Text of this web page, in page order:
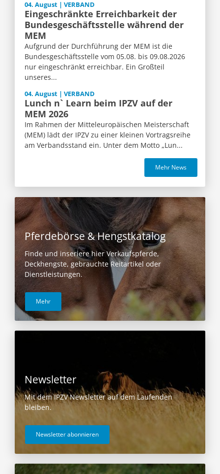
04. August | VERBAND
Eingeschränkte Erreichbarkeit der
Bundesgeschäftsstelle während der
MEM
Aufgrund der Durchführung der MEM ist die
Bundesgeschäftsstelle vom 05.08. bis 09.08.2026
nur eingeschränkt erreichbar. Ein Großteil
unseres...
04. August | VERBAND
Lunch n` Learn beim IPZV auf der
MEM 2026
Im Rahmen der Mitteleuropäischen Meisterschaft
(MEM) lädt der IPZV zu einer kleinen Vortragsreihe
am Verbandsstand ein. Unter dem Motto „Lun...
Mehr News
Pferdebörse & Hengstkatalog
Finde und inseriere hier Verkaufspferde,
Deckhengste, gebrauchte Reitartikel oder
Dienstleistungen.
Mehr
Newsletter
Mit dem IPZV Newsletter auf dem Laufenden
bleiben.
Newsletter abonnieren